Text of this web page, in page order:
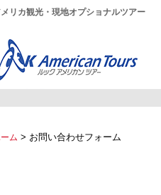
リカ観光・現地オプショナルツアー
ム > お問い合わせフォーム